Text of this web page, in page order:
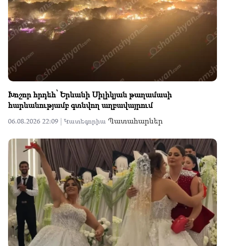
Խոշոր հրդեհ՝ Երևանի Սիլիկյան թաղամասի
հարևանությամբ գտնվող աղբավայրում
06.08.2026 22:09 | Կատեգորիա Պատահարներ